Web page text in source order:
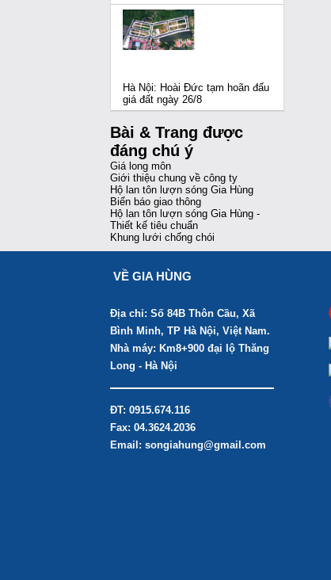
Hà Nội: Hoài Đức tạm hoãn đấu
giá đất ngày 26/8
Bài & Trang được
đáng chú ý
Giá long môn
Giới thiệu chung về công ty
Hộ lan tôn lượn sóng Gia Hùng
Biển báo giao thông
Hộ lan tôn lượn sóng Gia Hùng -
Thiết kế tiêu chuẩn
Khung lưới chống chói
VỀ GIA HÙNG
Địa chỉ: Số 84B Thôn Cầu, Xã
Bình Minh, TP Hà Nội, Việt Nam.
Nhà máy: Km8+900 đại lộ Thăng
Long - Hà Nội
ĐT: 0915.674.116
Fax: 04.3624.2036
Email: songiahung@gmail.com